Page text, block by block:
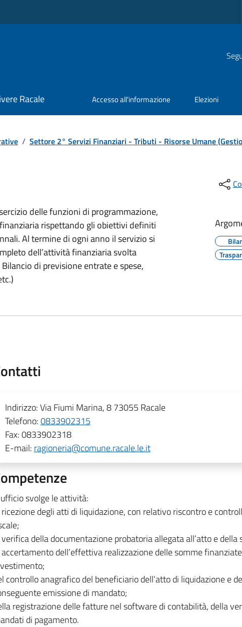
Racale Accesso all'informazione Elezioni
/ Settore 2° Servizi Finanziari - Tributi - Risorse Umane
delle funzioni di programmazione,
rispettando gli obiettivi definiti
Al termine di ogni anno il servizio si
dell’attività finanziaria svolta
di previsione entrate e spese,
Indirizzo:Via Fiumi Marina, 8 73055 Racale
Telefono:0833902315
Fax:0833902318
E-mail: ragioneria@comune.racale.le.it
ufficio svolge le attività:
degli atti di liquidazione, con relativo riscontro e
della documentazione probatoria allegata all’atto e della
dell’effettiva realizzazione delle somme
controllo anagrafico del beneficiario dell’atto di liquidazione e
emissione di mandato;
registrazione delle fatture nel software di contabilità, della
di pagamento.